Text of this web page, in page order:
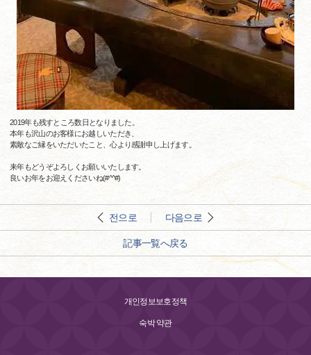
2019年も残すところ数日となりました。
本年も沢山のお客様にお越しいただき、
素敵なご縁をいただいたこと、心より感謝申し上げます。
来年もどうぞよろしくお願いいたします。
良いお年をお迎えくださいね(#^^#)
전으로 다음으로
記事一覧へ戻る
개인정보보호정책
숙박 약관